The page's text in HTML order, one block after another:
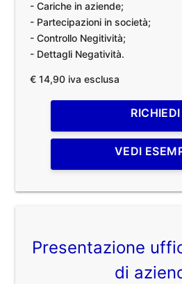
- Cariche in aziende;
- Partecipazioni in società;
- Controllo Negitività;
- Dettagli Negatività.
€ 14,90 iva esclusa
RICHIEDI
VEDI
Presentazione
di